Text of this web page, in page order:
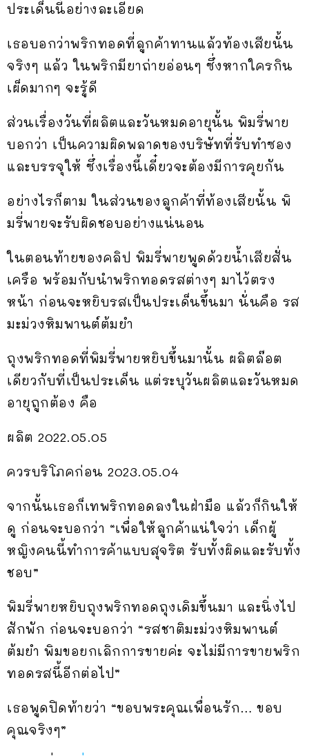
ประเด็นนี้อย่างละเอียด
เธอบอกว่าพริกทอดที่ลูกค้าทานแล้วท้องเสียนั้น
จริงๆ แล้ว ในพริกมียาถ่ายอ่อนๆ ซึ่งหากใครกิน
เผ็ดมากๆ จะรู้ดี
ส่วนเรื่องวันที่ผลิตและวันหมดอายุนั้น พิมรี่พาย
บอกว่า เป็นความผิดพลาดของบริษัทที่รับทำซอง
และบรรจุให้ ซึ่งเรื่องนี้เดี๋ยวจะต้องมีการคุยกัน
อย่างไรก็ตาม ในส่วนของลูกค้าที่ท้องเสียนั้น พิ
มรี่พายจะรับผิดชอบอย่างแน่นอน
ในตอนท้ายของคลิป พิมรี่พายพูดด้วยน้ำเสียสั่น
เครือ พร้อมกับนำพริกทอดรสต่างๆ มาไว้ตรง
หน้า ก่อนจะหยิบรสเป็นประเด็นขึ้นมา นั่นคือ รส
มะม่วงหิมพานต์ต้มยำ
ถุงพริกทอดที่พิมรี่พายหยิบขึ้นมานั้น ผลิตล๊อต
เดียวกับที่เป็นประเด็น แต่ระบุวันผลิตและวันหมด
อายุถูกต้อง คือ
ผลิต 2022.05.05
ควรบริโภคก่อน 2023.05.04
จากนั้นเธอก็เทพริกทอดลงในฝ่ามือ แล้วก็กินให้
ดู ก่อนจะบอกว่า “เพื่อให้ลูกค้าแน่ใจว่า เด็กผู้
หญิงคนนี้ทำการค้าแบบสุจริต รับทั้งผิดและรับทั้ง
ชอบ”
พิมรี่พายหยิบถุงพริกทอดถุงเดิมขึ้นมา และนิ่งไป
สักพัก ก่อนจะบอกว่า “รสชาติมะม่วงหิมพานต์
ต้มยำ พิมขอยกเลิกการขายค่ะ จะไม่มีการขายพริก
ทอดรสนี้อีกต่อไป”
เธอพูดปิดท้ายว่า “ขอบพระคุณเพื่อนรัก… ขอบ
คุณจริงๆ”